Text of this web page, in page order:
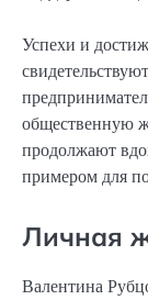
Успехи и
общественную
продолжают
примером для
Личная
Валентина